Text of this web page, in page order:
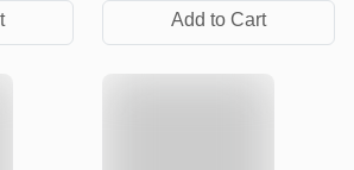
Add to Cart